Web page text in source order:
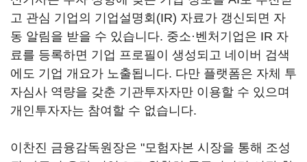
고 관심 기업의 기업설명회(IR) 자료가 갱신되면 자
동 알림을 받을 수 있습니다. 중소·벤처기업은 IR 자
료를 등록하면 기업 프로필이 생성되고 네이버 검색
에도 기업 개요가 노출됩니다. 다만 플랫폼은 자체 투
자심사 역량을 갖춘 기관투자자만 이용할 수 있으며
개인투자자는 참여할 수 없습니다.
이찬진 금융감독원장은 "모험자본 시장을 통해 조성